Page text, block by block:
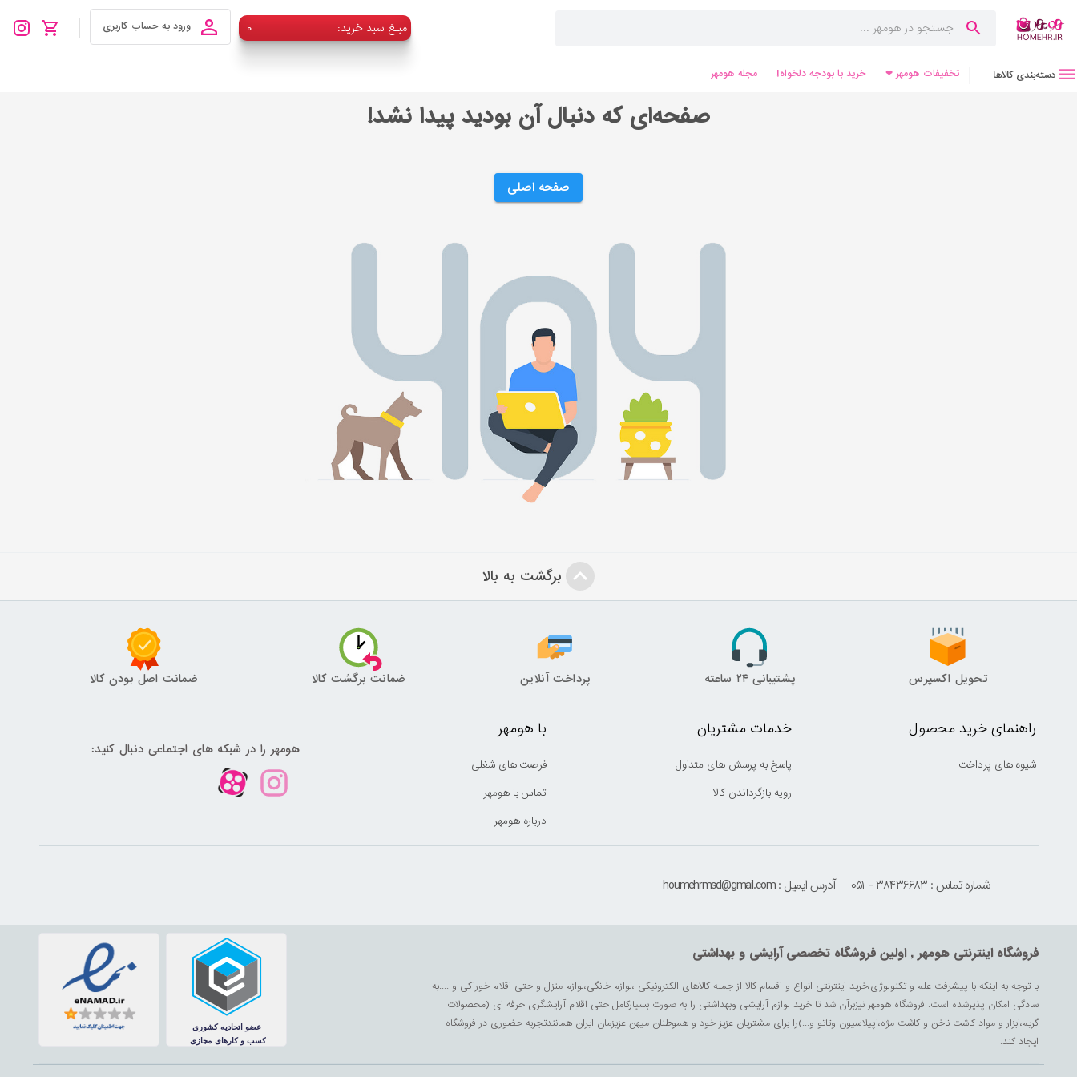
۰ :مبلغ سبد خرید ورود به حساب کاربری
دسته‌بندی کالاها تخفیفات هومهر ❤ خرید با بودجه دلخواه! مجله هومهر
صفحه‌ای که دنبال آن بودید پیدا نشد!
صفحه اصلی
برگشت به بالا
تحویل اکسپرس پشتیبانی ۲۴ ساعته پرداخت آنلاین ضمانت برگشت کالا ضمانت اصل بودن کالا
راهنمای خرید محصول
شیوه های پرداخت
خدمات مشتریان
پاسخ به پرسش های متداول
رویه بازگرداندن کالا
با هومهر
فرصت های شغلی
تماس با هومهر
درباره هومهر
هومهر را در شبکه های اجتماعی دنبال کنید:
شماره تماس : ۳۸۴۳۶۶۸۳ - ۰۵۱ آدرس ایمیل : houmehrmsd@gmail.com
فروشگاه اینترنتی هومهر , اولین فروشگاه تخصصی آرایشی و بهداشتی
با توجه به اینکه با پیشرفت علم و تکنولوژی،خرید اینترنتی انواع و اقسام کالا از جمله کالاهای الکترونیکی ،لوازم خانگی،لوازم منزل و حتی اقلام خوراکی و ....به
سادگی امکان پذیرشده است. فروشگاه هومهر نیزبرآن شد تا خرید لوازم آرایشی وبهداشتی را به صورت بسیارکامل حتی اقلام آرایشگری حرفه ای (محصولات
گریم،ابزار و مواد کاشت ناخن و کاشت مژه،اپیلاسیون وتاتو و...)را برای مشتریان عزیز خود و هموطنان میهن عزیزمان ایران همانندتجربه حضوری در فروشگاه
ایجاد کند.